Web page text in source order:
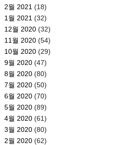
2월 2021 (18)
1월 2021 (32)
12월 2020(32)
11월 2020(54)
10월 2020(29)
9월 2020(47)
8월 2020(80)
7월 2020(50)
6월 2020(70)
5월 2020(89)
4월 2020(61)
3월 2020(80)
2월 2020(62)